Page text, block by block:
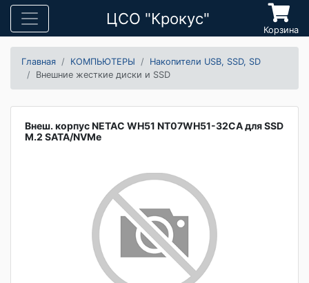
ЦСО "Крокус"
Корзина
Главная КОМПЬЮТЕРЫ
Накопители USB, SSD, SD
Внешние жесткие диски и SSD
Внеш. корпус NETAC WH51 NT07WH51-32CA для SSD
M.2 SATA/NVMe